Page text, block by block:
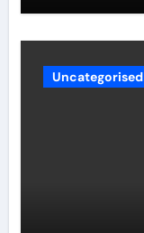
Uncategorised